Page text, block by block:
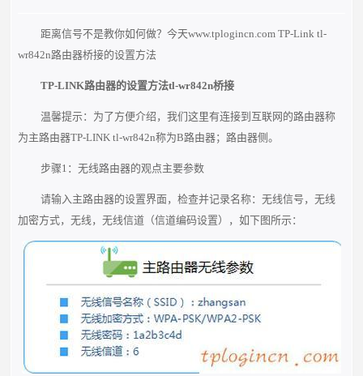
距离信号不是教你如何做？今天www.tplogincn.com TP-Link tl-
wr842n路由器桥接的设置方法
TP-LINK路由器的设置方法tl-wr842n桥接
温馨提示：为了方便介绍，我们这里有连接到互联网的路由器称
为主路由器TP-LINK tl-wr842n称为B路由器；路由器侧。
步骤1：无线路由器的观点主要参数
请输入主路由器的设置界面，检查并记录名称：无线信号，无线
加密方式，无线，无线信道（信道编码设置），如下图所示：